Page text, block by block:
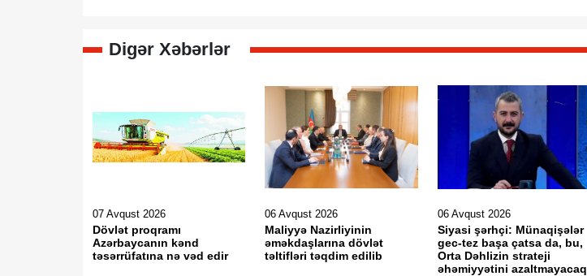
Digər Xəbərlər
07 Avqust 2026
Dövlət proqramı
Azərbaycanın kənd
təsərrüfatına nə vəd edir
06 Avqust 2026
Maliyyə Nazirliyinin
əməkdaşlarına dövlət
təltifləri təqdim edilib
06 Avqust 2026
Siyasi şərhçi: Münaqişələr
gec-tez başa çatsa da, bu,
Orta Dəhlizin strateji
əhəmiyyətini azaltmayacaq